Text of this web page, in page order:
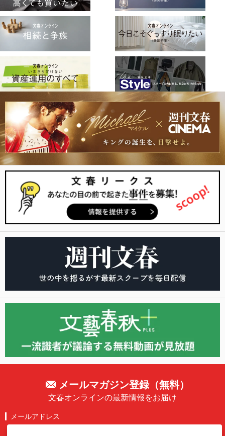
メールマガジン登録（無料）
文春オンラインの最新情報をお届け
メールアドレス